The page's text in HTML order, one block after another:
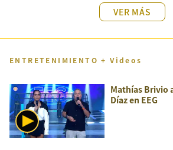
VER MÁS
ENTRETENIMIENTO + Videos
Mathías Brivio
Díaz en EEG